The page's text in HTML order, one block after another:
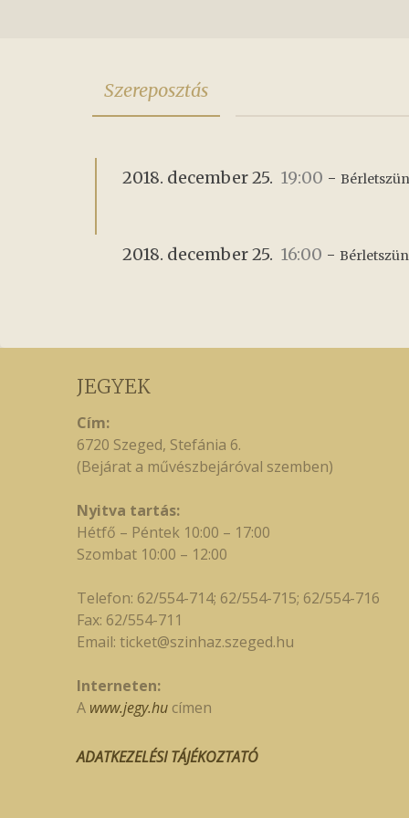
Szereposztás
2018. december 25. 19:00 -
2018. december 25. 16:00 -
JEGYEK
Cím:
6720 Szeged, Stefánia 6.
(Bejárat a művészbejáróval szemben)
Nyitva tartás:
Hétfő – Péntek 10:00 – 17:00
Szombat 10:00 – 12:00
Telefon: 62/554-714; 62/554-715; 62/554-716
Fax: 62/554-711
Email: ticket@szinhaz.szeged.hu
Interneten:
A www.jegy.hu címen
ADATKEZELÉSI TÁJÉKOZTATÓ